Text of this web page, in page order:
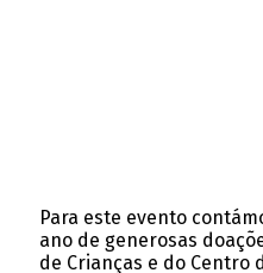
Para este evento
ano de generosas
de Crianças e do Centro